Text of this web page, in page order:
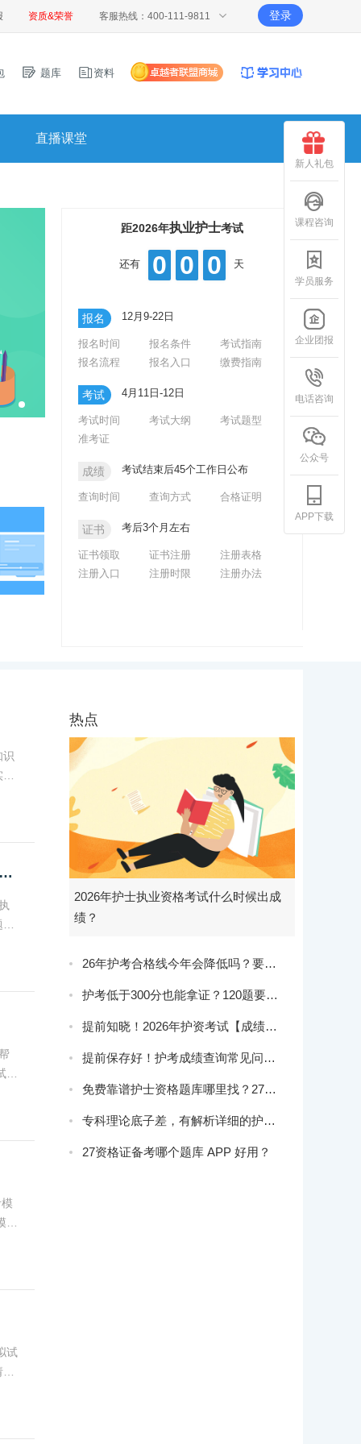
资质&荣誉 客服热线：400-111-9811 登录
题库 资料
直播课堂
距2026年执业护士考试
还有 0 0 0 天
报名 12月9-22日
报名时间 报名条件
考试指南
报名流程
报名入口 缴费指南
考试 4月11日-12日
考试时间 考试大纲
考试题型
准考证
成绩 考试结束后45个工作日公布
查询时间 查询方式 合格证明
证书 考后3个月左右
证书领取 证书注册
注册表格
注册入口
注册时限 注册办法
识
2022年全国护士执业资格考试最新模拟试卷汇总（实践能力）
试
热点
2026年护士执业资格考试什么时候出成
绩？
26年护考合格线今年会降低吗？要考300分难不难？
护考低于300分也能拿证？120题要答对多少才能过？
提前知晓！2026年护资考试【成绩查询】须知！
提前保存好！护考成绩查询常见问题答疑汇总
免费靠谱护士资格题库哪里找？27护资高效备考指南
专科理论底子差，有解析详细的护理招聘题库推荐吗？
27资格证备考哪个题库 APP 好用？
新人礼包
课程咨询
学员服务
企业团报
电话咨询
公众号
APP下载